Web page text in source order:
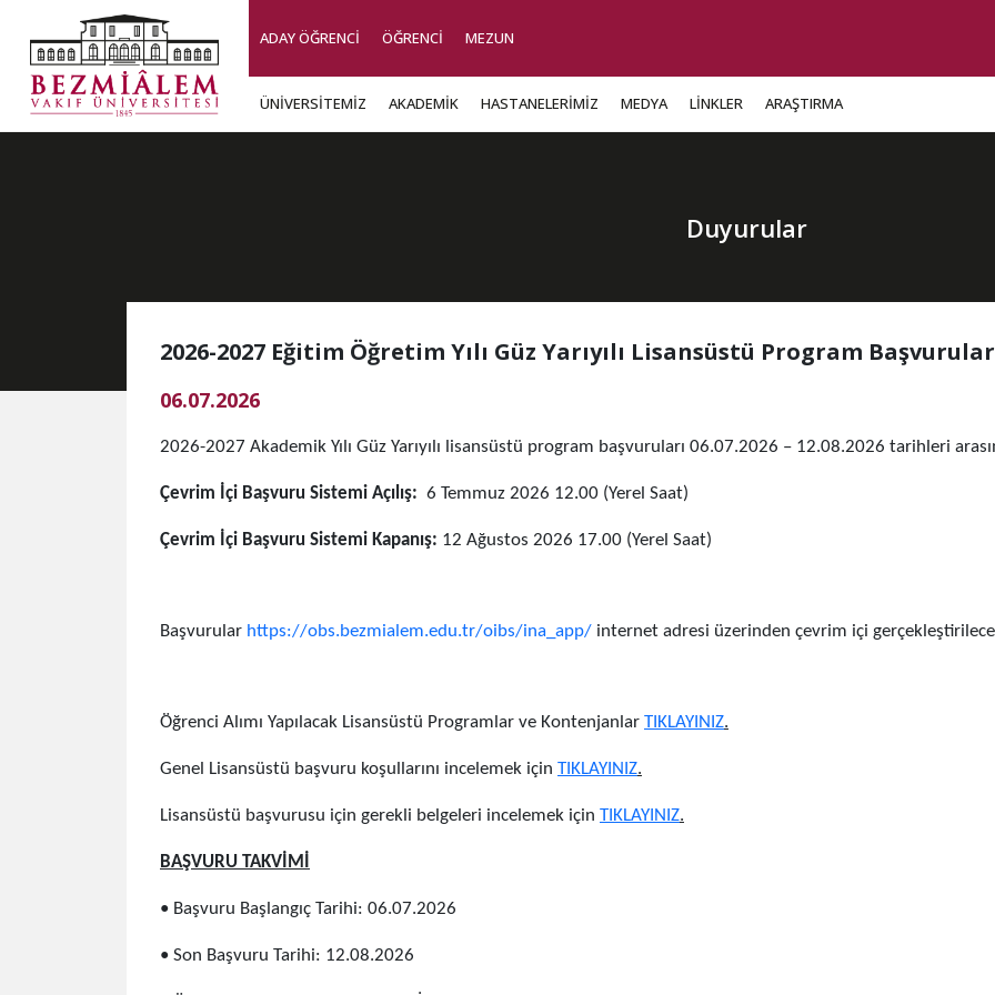
ADAY ÖĞRENCİ ÖĞRENCİ MEZUN
ÜNİVERSİTEMİZ AKADEMİK HASTANELERİMİZ MEDYA LİNKLER ARAŞTIRMA
Duyurular
2026-2027 Eğitim Öğretim Yılı Güz Yarıyılı Lisansüstü Program
06.07.2026
​2026-2027 Akademik Yılı Güz Yarıyılı lisansüstü program başvuruları 06.07.2026 – 12.08.2026 tarihleri
Çevrim İçi Başvuru Sistemi Açılış: 6 Temmuz 2026 12.00 (Yerel Saat)
Çevrim İçi Başvuru Sistemi Kapanış: 12 Ağustos 2026 17.00 (Yerel Saat)
Başvurular https://obs.bezmialem.edu.tr/oibs/ina_app/ internet adresi üzerinden çevrim içi
Öğrenci Alımı Yapılacak Lisansüstü Programlar ve Kontenjanlar TIKLAYINIZ.
Genel Lisansüstü başvuru koşullarını incelemek için TIKLAYINIZ​.
Lisansüstü başvurusu için gerekli belgeleri incelemek için TIKLAYINIZ.
BAŞVURU TAKVİMİ
• Başvuru Başlangıç Tarihi: 06.07.2026
• Son Başvuru Tarihi: 12.08.2026